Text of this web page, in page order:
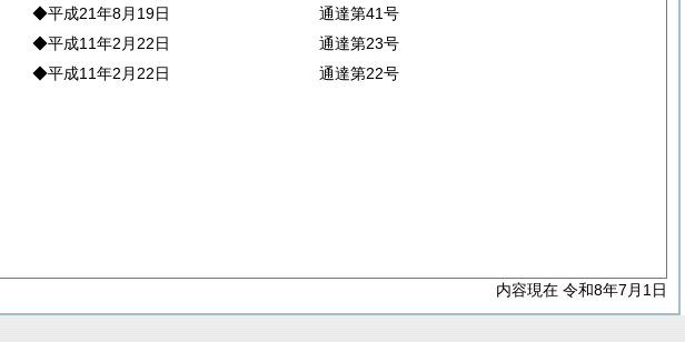
◆平成21年8月19日
通達第41号
◆平成11年2月22日
通達第23号
◆平成11年2月22日 通達第22号
内容現在 令和8年7月1日